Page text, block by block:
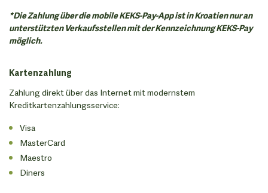
*Die Zahlung über die mobile KEKS-Pay-App ist in Kroatien nur an
unterstützten Verkaufsstellen mit der Kennzeichnung KEKS-Pay
möglich.
Kartenzahlung
Zahlung direkt über das Internet mit modernstem
Kreditkartenzahlungsservice:
Visa
MasterCard
Maestro
Diners